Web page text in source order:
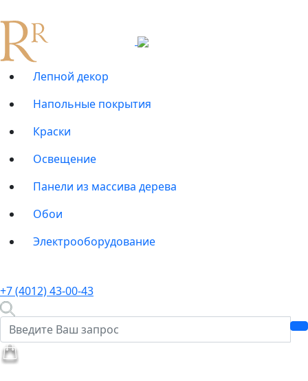
Лепной декор
Напольные покрытия
Краски
Освещение
Панели из массива дерева
Обои
Электрооборудование
+7 (4012) 43-00-43